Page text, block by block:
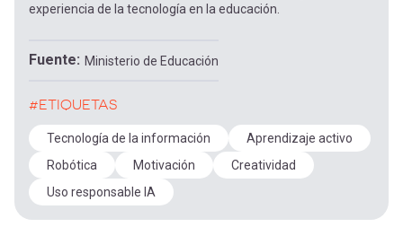
experiencia de la tecnología en la educación.
Fuente Ministerio de Educación
#ETIQUETAS
Tecnología de la información
Aprendizaje activo
Robótica
Motivación
Creatividad
Uso responsable IA